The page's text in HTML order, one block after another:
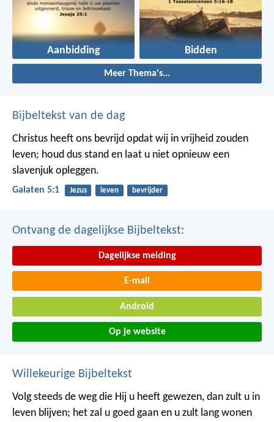
Aanbidding Bidden
Meer Thema's...
Bijbeltekst van de dag
Christus heeft ons bevrijd opdat wij in vrijheid zouden
leven; houd dus stand en laat u niet opnieuw een
slavenjuk opleggen.
Galaten 5:1 Jezus leven bevrijder
Ontvang de dagelijkse Bijbeltekst:
Dagelijkse melding
E-mail
Android
Op je website
Willekeurige Bijbeltekst
Volg steeds de weg die Hij u heeft gewezen, dan zult u in
leven blijven; het zal u goed gaan en u zult lang wonen